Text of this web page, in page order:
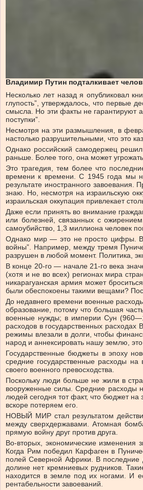
Владимир Путин подталкивает
Несколько лет назад я опубликовал
глупость”, утверждалось, что первые
смысла. Но эти факты не гарантируют
поступки”.
Несмотря на эти размышления, в
настолько разрушительными, что это
Однако российский самодержец
раньше. Более того, она может
Это трагедия, тем более что
времени к времени. С 1945 года мы
результате иностранного
знаю. Но, несмотря на израильскую
израильская оккупация привлекает
Даже если принять во внимание
или болезней, связанных с
самоубийство, 1,3 миллиона человек
Однако мир — это не просто цифры.
войны”. Например, между тремя
разрушен в любой момент. Политика,
В конце 20-го — начале 21-го века
(хотя и не во всех) регионах мира
никарагуанская армия может
были обеспокоены такими вещами?
До недавнего времени военные
образование, потому что большая
военные нужды; в империи Сун
расходов в государственных
режимы влезали в долги, чтобы
народ и аннексировать нашу землю,
Государственные бюджеты в эпоху
средние государственные расходы
своего военного превосходства.
Поскольку люди больше не жили в
вооруженные силы. Средние расходы
людей сегодня тот факт, что бюджет
вскоре потеряем его.
НОВЫЙ МИР стал результатом
между сверхдержавами. Атомная
прямую войну друг против друга.
Во-вторых, экономические изменения
Когда Рим победил Карфаген в
полей Северной Африки. В последние
долине нет кремниевых рудников.
находится в земле под их ногами. И
рентабельности завоеваний.